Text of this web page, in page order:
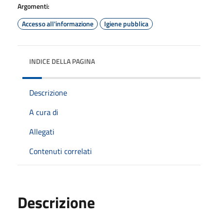
Argomenti:
Accesso all'informazione
Igiene pubblica
INDICE DELLA PAGINA
Descrizione
A cura di
Allegati
Contenuti correlati
Descrizione